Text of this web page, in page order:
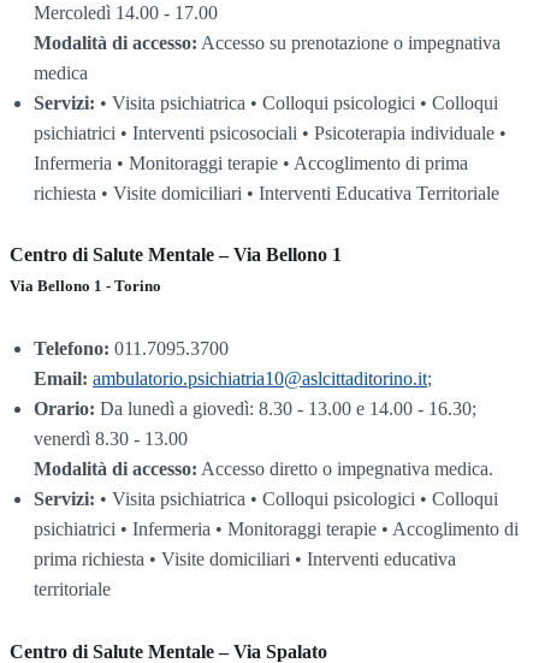
Mercoledì 14.00 - 17.00
Modalità di accesso: Accesso su prenotazione o impegnativa
medica
Servizi: • Visita psichiatrica • Colloqui psicologici • Colloqui
psichiatrici • Interventi psicosociali • Psicoterapia individuale •
Infermeria • Monitoraggi terapie • Accoglimento di prima
richiesta • Visite domiciliari • Interventi Educativa Territoriale
Centro di Salute Mentale – Via Bellono 1
Via Bellono 1 - Torino
Telefono: 011.7095.3700
Email: ambulatorio.psichiatria10@aslcittaditorino.it;
Orario: Da lunedì a giovedì: 8.30 - 13.00 e 14.00 - 16.30;
venerdì 8.30 - 13.00
Modalità di accesso: Accesso diretto o impegnativa medica.
Servizi: • Visita psichiatrica • Colloqui psicologici • Colloqui
psichiatrici • Infermeria • Monitoraggi terapie • Accoglimento di
prima richiesta • Visite domiciliari • Interventi educativa
territoriale
Centro di Salute Mentale – Via Spalato